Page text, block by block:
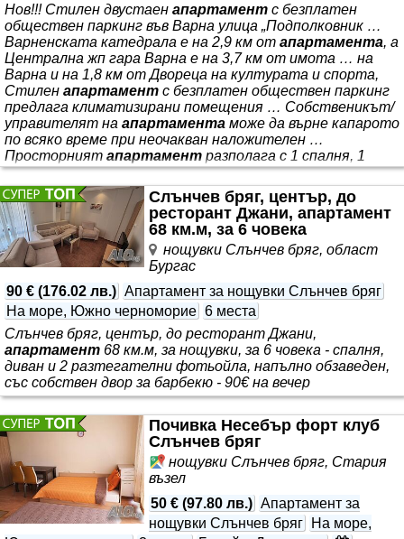
Нов!!! Стилен двустаен апартамент с безплатен
обществен паркинг във Варна улица „Подполковник …
Варненската катедрала е на 2,9 км от апартамента, а
Централна жп гара Варна е на 3,7 км от имота … на
Варна и на 1,8 км от Двореца на културата и спорта,
Стилен апартамент с безплатен обществен паркинг
предлага климатизирани помещения … Собственикът/
управителят на апартамента може да върне капарото
по всяко време при неочакван наложителен …
Просторният апартамент разполага с 1 спалня, 1
баня, спално бельо, кърпи, телевизор … или полиция или
при констатация на собственика/управителя на
апартамента
за нарушение на горепосочените
правила, или какавото и да е … Калитин
Слънчев бряг, център, до
ресторант Джани, апартамент
68 км.м, за 6 човека
нощувки Слънчев бряг, област
Бургас
90 € (176.02 лв.) Апартамент за нощувки Слънчев бряг
На море, Южно черноморие 6 места
Слънчев бряг, център, до ресторант Джани,
апартамент 68 км.м, за нощувки, за 6 човека - спалня,
диван и 2 разтегателни фотьойла, напълно обзаведен,
със собствен двор за барбекю - 90€ на вечер
Почивка Несебър форт клуб
Слънчев бряг
нощувки Слънчев бряг, Стария
възел
50 € (97.80 лв.) Апартамент за
нощувки Слънчев бряг
На море,